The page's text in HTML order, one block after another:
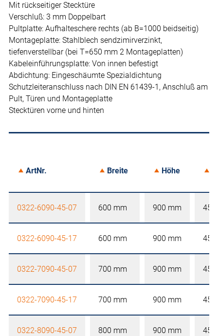
Mit rückseitiger Stecktüre
Verschluß: 3 mm Doppelbart
Pultplatte: Aufhalteschere rechts (ab B=1000 beidseitig)
Montageplatte: Stahlblech sendzimirverzinkt,
tiefenverstellbar (bei T=650 mm 2 Montageplatten)
Kabeleinführungsplatte: Von innen befestigt
Abdichtung: Eingeschäumte Spezialdichtung
Schutzleiteranschluss nach DIN EN 61439-1, Anschluß am
Pult, Türen und Montageplatte
Stecktüren vorne und hinten
ArtNr. Breite Höhe
0322-6090-45-07 600 mm 900 mm 450
0322-6090-45-17 600 mm 900 mm 450
0322-7090-45-07 700 mm 900 mm 450
0322-7090-45-17 700 mm 900 mm 450
0322-8090-45-07 800 mm 900 mm 450